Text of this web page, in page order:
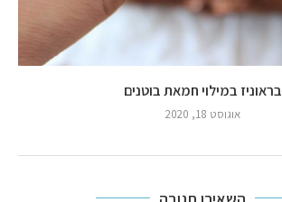
בראוניז במילוי חמאת בוטנים
אוגוסט 18, 2020